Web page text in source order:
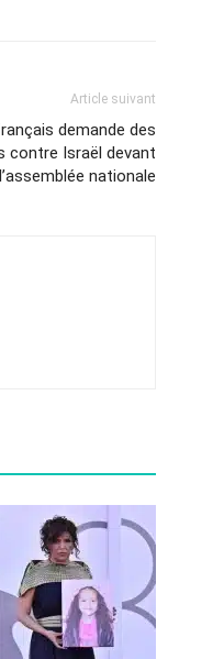
Article suivant
demande des
contre Israël devant
l’assemblée nationale